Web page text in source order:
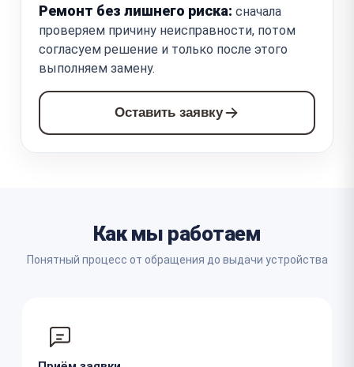
Ремонт без лишнего риска: сначала
проверяем причину неисправности, потом
согласуем решение и только после этого
выполняем замену.
Оставить заявку
Как мы работаем
Понятный процесс от обращения до выдачи устройства